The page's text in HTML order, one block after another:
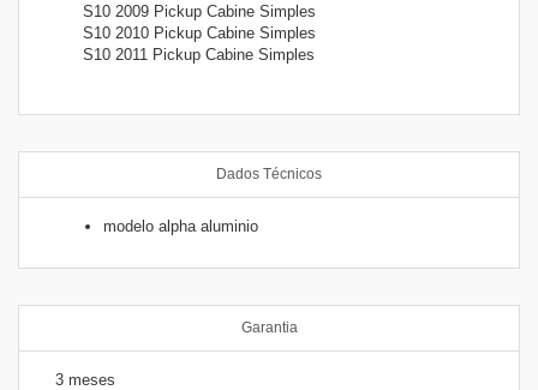
S10 2009 Pickup Cabine Simples
S10 2010 Pickup Cabine Simples
S10 2011 Pickup Cabine Simples
Dados Técnicos
modelo alpha aluminio
Garantia
3 meses